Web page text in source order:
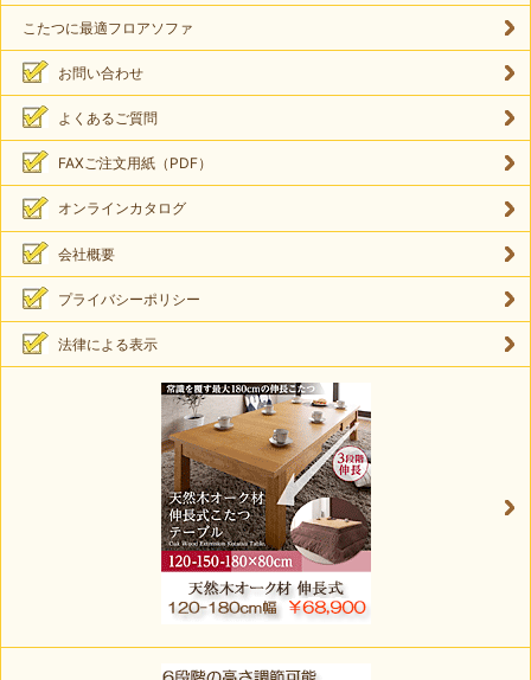
こたつに最適フロアソファ
お問い合わせ
よくあるご質問
FAXご注文用紙（PDF）
オンラインカタログ
会社概要
プライバシーポリシー
法律による表示